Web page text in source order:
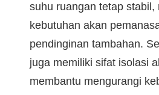
suhu ruangan tetap stabil,
kebutuhan akan
pendinginan tambahan.
juga memiliki sifat isolasi
membantu mengurangi